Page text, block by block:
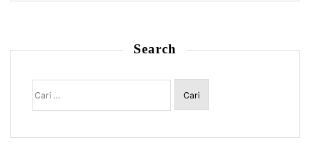
Search
Cari
untuk: